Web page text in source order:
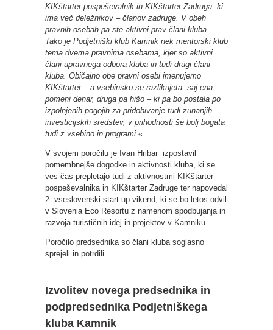
KIKštarter pospeševalnik in KIKštarter Zadruga, ki
ima več deležnikov – članov zadruge. V obeh
pravnih osebah pa ste aktivni prav člani kluba.
Tako je Podjetniški klub Kamnik nek mentorski klub
tema dvema pravnima osebama, kjer so aktivni
člani upravnega odbora kluba in tudi drugi člani
kluba. Običajno obe pravni osebi imenujemo
KIKštarter – a vsebinsko se razlikujeta, saj ena
pomeni denar, druga pa hišo – ki pa bo postala po
izpolnjenih pogojih za pridobivanje tudi zunanjih
investicijskih sredstev, v prihodnosti še bolj bogata
tudi z vsebino in programi.«
V svojem poročilu je Ivan Hribar izpostavil
pomembnejše dogodke in aktivnosti kluba, ki se
ves čas prepletajo tudi z aktivnostmi KIKštarter
pospeševalnika in KIKštarter Zadruge ter napovedal
2. vseslovenski start-up vikend, ki se bo letos odvil
v Slovenia Eco Resortu z namenom spodbujanja in
razvoja turističnih idej in projektov v Kamniku.
Poročilo predsednika so člani kluba soglasno
sprejeli in potrdili.
Izvolitev novega predsednika in
podpredsednika Podjetniškega
kluba Kamnik